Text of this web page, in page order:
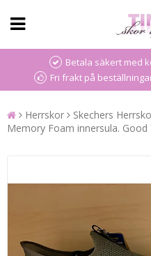
Betala säkert med
Fri frakt på
Herrskor
Skechers
Memory Foam innersula.